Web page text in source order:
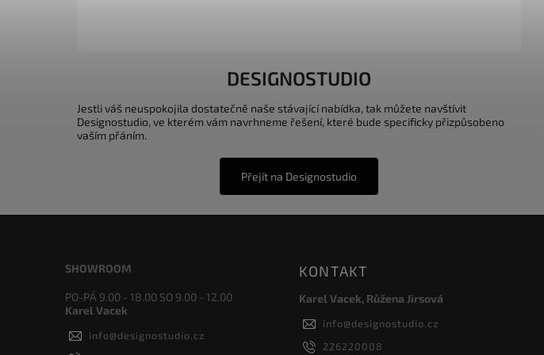
DESIGNOSTUDIO
Jestli váš neuspokojila dostatečně naše stávající nabídka, tak můžete navštívit
Designostudio, ve kterém vám navrhneme řešení, které bude specificky přizpůsobeno
vaším přáním.
Přejít na Designostudio
SHOWROOM
PO-PÁ 9.00 - 18.00 SO 9.00 - 12.00
Karel Vacek
info@designostudio.cz
KONTAKT
Karel Vacek, Růžena Jirsová
info@designostudio.cz
226220008